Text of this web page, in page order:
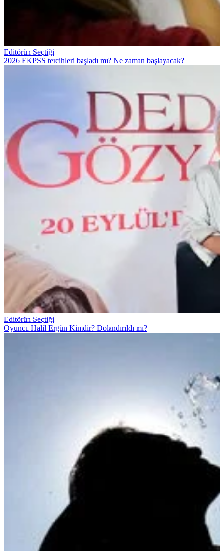
Editörün Seçtiği
2026 EKPSS tercihleri başladı mı? Ne zaman başlayacak?
Editörün Seçtiği
Oyuncu Halil Ergün Kimdir? Dolandırıldı mı?